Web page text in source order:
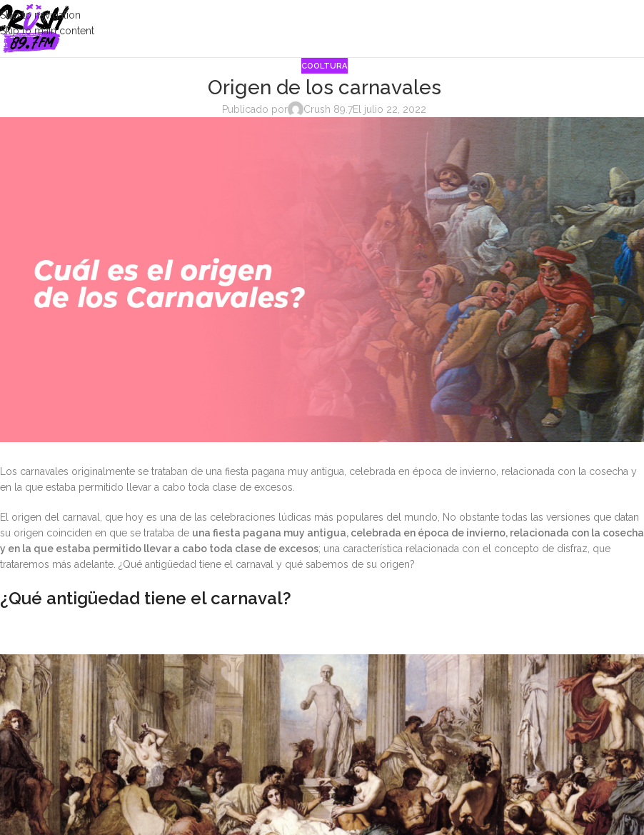
Skip to navigation
Skip to main content
COOLTURA
Origen de los carnavales
Publicado por Crush 89.7El julio 22, 2022
Los carnavales originalmente se trataban de una fiesta pagana muy antigua, celebrada en época de invierno, relacionada con la cosecha y
en la que estaba permitido llevar a cabo toda clase de excesos.
El origen del carnaval, que hoy es una de las celebraciones lúdicas más populares del mundo, No obstante todas las versiones que datan
su origen coinciden en que se trataba de una fiesta pagana muy antigua, celebrada en época de invierno, relacionada con la cosecha
y en la que estaba permitido llevar a cabo toda clase de excesos; una característica relacionada con el concepto de disfraz, que
trataremos más adelante. ¿Qué antigüedad tiene el carnaval y qué sabemos de su origen?
¿Qué antigüedad tiene el carnaval?